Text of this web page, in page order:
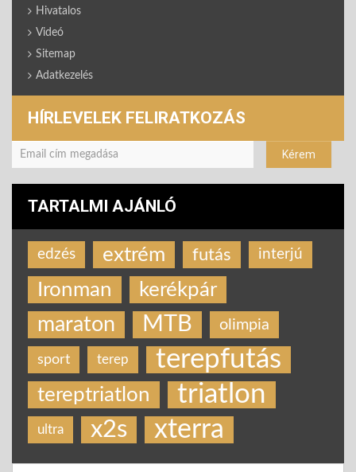
Hivatalos
Videó
Sitemap
Adatkezelés
HÍRLEVELEK FELIRATKOZÁS
TARTALMI AJÁNLÓ
edzés extrém futás interjú
Ironman kerékpár
maraton MTB olimpia
sport terep terepfutás
tereptriatlon triatlon
ultra x2s xterra